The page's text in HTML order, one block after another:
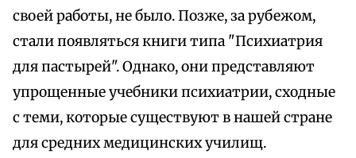
своей работы, не было. Позже, за рубежом,
стали появляться книги типа "Психиатрия
для пастырей". Однако, они представляют
упрощенные учебники психиатрии, сходные
с теми, которые существуют в нашей стране
для средних медицинских училищ.